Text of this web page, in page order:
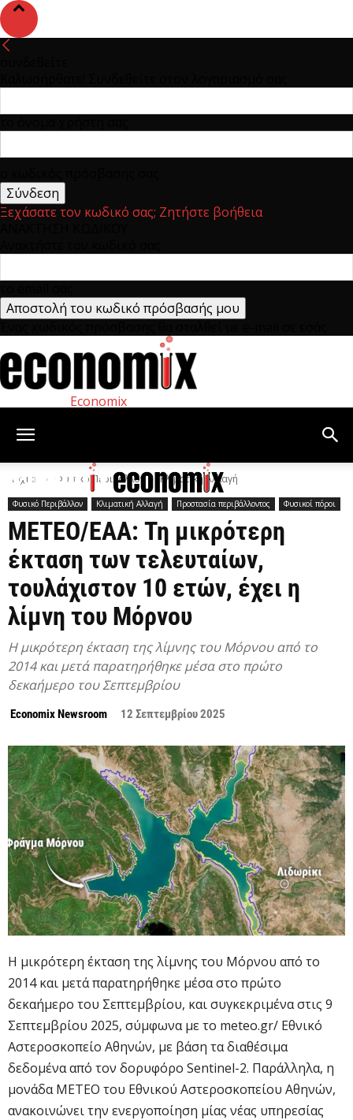
Ξεχάσατε τον κωδικό σας; Ζητήστε βοήθεια
Economix
Αρχική Φυσικό Περιβάλλον Κλιματική Αλλαγή
Φυσικό Περιβάλλον Κλιματική Αλλαγή Προστασία περιβάλλοντος Φυσικοί πόροι
ΜΕΤΕΟ/ΕΑΑ: Τη μικρότερη
έκταση των τελευταίων,
τουλάχιστον 10 ετών, έχει η
λίμνη του Μόρνου
Η μικρότερη έκταση της λίμνης του Μόρνου από το
2014 και μετά παρατηρήθηκε μέσα στο πρώτο
δεκαήμερο του Σεπτεμβρίου
Economix Newsroom 12 Σεπτεμβρίου 2025
Η μικρότερη έκταση της λίμνης του Μόρνου από το
2014 και μετά παρατηρήθηκε μέσα στο πρώτο
δεκαήμερο του Σεπτεμβρίου, και συγκεκριμένα στις 9
Σεπτεμβρίου 2025, σύμφωνα με το meteo.gr/ Εθνικό
Αστεροσκοπείο Αθηνών, με βάση τα διαθέσιμα
δεδομένα από τον δορυφόρο Sentinel-2. Παράλληλα, η
μονάδα ΜΕΤΕΟ του Εθνικού Αστεροσκοπείου Αθηνών,
ανακοινώνει την ενεργοποίηση μίας νέας υπηρεσίας